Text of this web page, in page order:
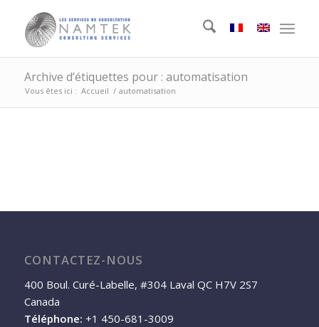
Archive d’étiquettes pour : automatisation
Vous êtes ici : Accueil / automatisation
CONTACTEZ-NOUS
400 Boul. Curé-Labelle, #304 Laval QC H7V 2S7
Canada
Téléphone: +1 450-681-3009